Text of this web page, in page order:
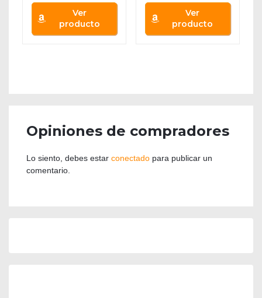
Ver
producto
Ver
producto
Opiniones de compradores
Lo siento, debes estar conectado para publicar un
comentario.